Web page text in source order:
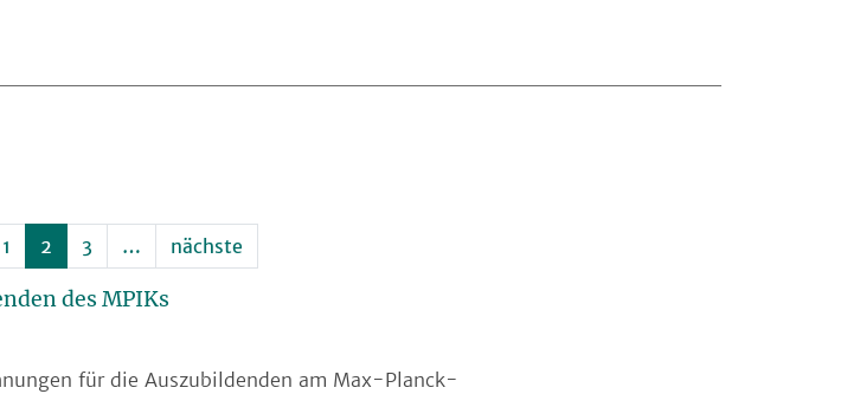
1 2 3 … nächste
des MPIKs
für die Auszubildenden am Max-Planck-